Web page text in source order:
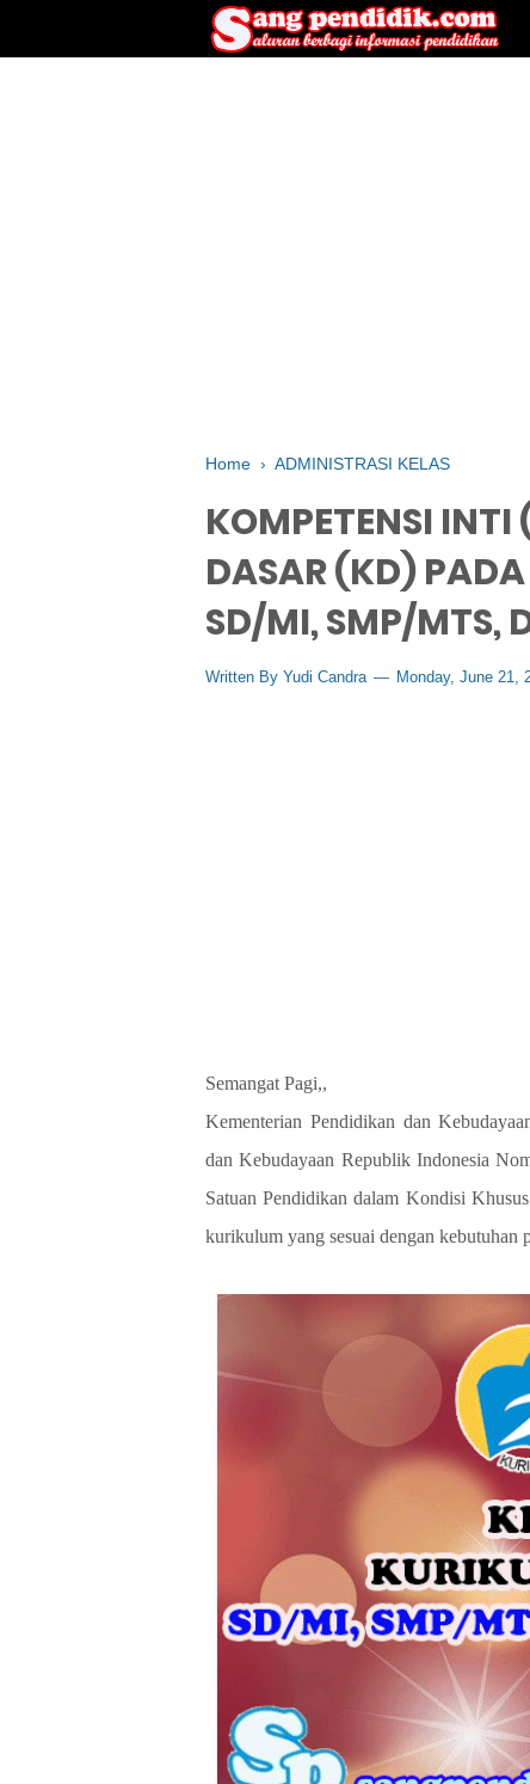
Home › ADMINISTRASI KELAS
KOMPETENSI
DASAR (KD)
SD/MI, SMP/MTS,
Written By Yudi Candra Monday, June 21,
Semangat Pagi,,
Kementerian Pendidikan dan
dan Kebudayaan Republik Indonesia
Satuan Pendidikan dalam Kondisi
kurikulum yang sesuai dengan kebutuhan